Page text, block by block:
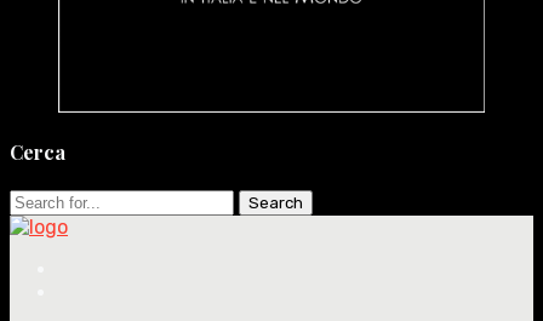
Cerca
Search
for: